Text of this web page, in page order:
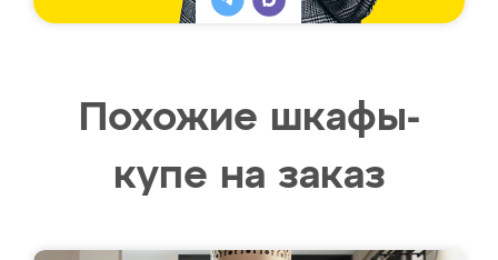
Похожие шкафы-
купе на заказ